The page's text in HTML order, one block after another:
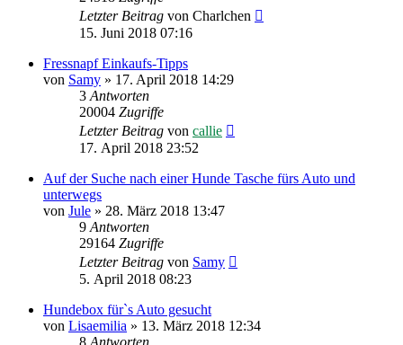
Letzter Beitrag von Charlchen
15. Juni 2018 07:16
Fressnapf Einkaufs-Tipps
von Samy » 17. April 2018 14:29
3 Antworten
20004 Zugriffe
Letzter Beitrag von callie
17. April 2018 23:52
Auf der Suche nach einer Hunde Tasche fürs Auto und
unterwegs
von Jule » 28. März 2018 13:47
9 Antworten
29164 Zugriffe
Letzter Beitrag von Samy
5. April 2018 08:23
Hundebox fürˋs Auto gesucht
von Lisaemilia » 13. März 2018 12:34